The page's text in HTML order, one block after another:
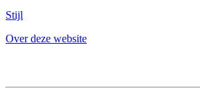
Stijl
Over deze website